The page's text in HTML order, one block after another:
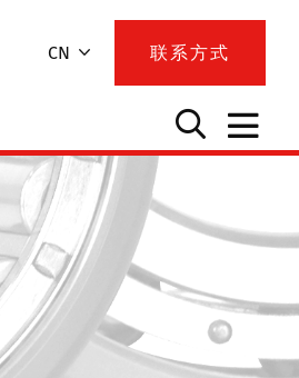
CN 联系方式